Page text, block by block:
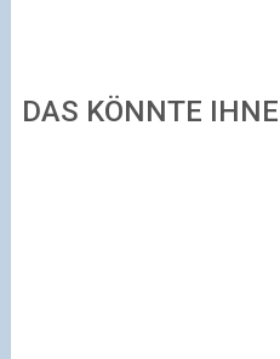
DAS KÖNNTE